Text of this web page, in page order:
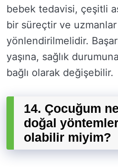
bebek tedavisi, çeşitli
bir süreçtir ve uzmanlar
yönlendirilmelidir.
yaşına, sağlık
bağlı olarak değişebilir.
14. Çocuğum
doğal
olabilir miyim?